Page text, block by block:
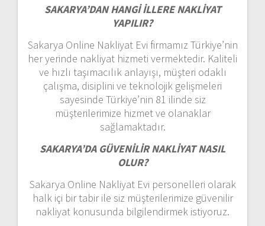
SAKARYA’DAN HANGİ İLLERE NAKLİYAT
YAPILIR?
Sakarya Online Nakliyat Evi firmamız Türkiye’nin
her yerinde nakliyat hizmeti vermektedir. Kaliteli
ve hızlı taşımacılık anlayışı, müşteri odaklı
çalışma, disiplini ve teknolojik gelişmeleri
sayesinde Türkiye’nin 81 ilinde siz
müşterilerimize hizmet ve olanaklar
sağlamaktadır.
SAKARYA’DA GÜVENİLİR NAKLİYAT NASIL
OLUR?
Sakarya Online Nakliyat Evi personelleri olarak
halk içi bir tabir ile siz müşterilerimize güvenilir
nakliyat konusunda bilgilendirmek istiyoruz.